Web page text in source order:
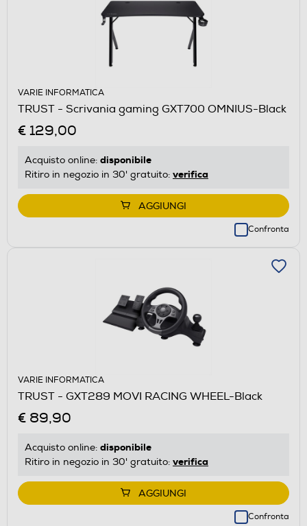
VARIE INFORMATICA
TRUST - Scrivania gaming GXT700 OMNIUS-Black
€ 129,00
Acquisto online: disponibile
Ritiro in negozio in 30' gratuito: verifica
AGGIUNGI
Confronta
VARIE INFORMATICA
TRUST - GXT289 MOVI RACING WHEEL-Black
€ 89,90
Acquisto online: disponibile
Ritiro in negozio in 30' gratuito: verifica
AGGIUNGI
Confronta